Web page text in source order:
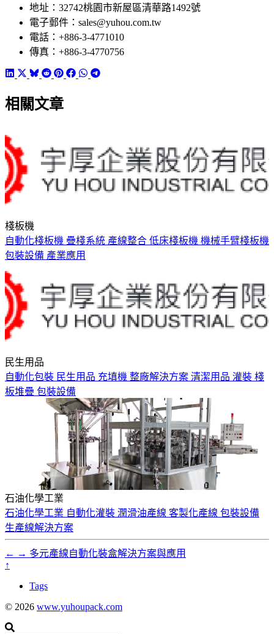
地址：32742桃園市新屋區清華路1492號
電子郵件：sales@yuhou.com.tw
電話：+886-3-4771010
傳真：+886-3-4770756
相關文章
棧板機
自動化棧板機 疊棧系統 產線整合 低床棧板機 機械手臂棧板機
包裝設備 產業應用
民生用品
自動化包裝 民生用品 充填機 整廠解決方案 清潔用品 灌裝 棧
板堆疊 包裝設備
石油化學工業
石油化學工業 自動化灌裝 潤滑油產線 客製化產線 包裝設備
生產線解決方案
← → 多元產線自動化裝盒解決方案與應用
↑
Tags
© 2026 www.yuhoupack.com